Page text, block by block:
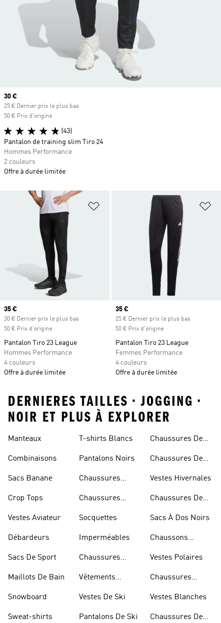
Ajouter à la Liste de produits
Prix actuel
35 €
30 € Dernier prix le plus bas
50 € Prix d'origine
Pantalon Tiro 23 League
Hommes Performance
4 couleurs
Offre à durée limitée
Prix actuel
35 €
25 € Dernier prix le plus bas
50 € Prix d'origine
Pantalon Tiro 23 League
Femmes Performance
4 couleurs
Offre à durée limitée
Prix actuel
30 €
25 € Dernier prix le plus bas
50 € Prix d'origine
(43)
Pantalon de training slim Tiro 24
Hommes Performance
2 couleurs
Offre à durée limitée
DERNIERES TAILLES • JOGGING •
NOIR ET PLUS À EXPLORER
Manteaux
Combinaisons
Sacs Banane
Crop Tops
Vestes Aviateur
Débardeurs
Sacs De Sport
Maillots De Bain
Snowboard
Sweat-shirts
T-shirts Blancs
Pantalons Noirs
Chaussures
Chaussures
Socquettes
Imperméables
Chaussures
Vêtements
Vestes De Ski
Pantalons De Ski
Chaussures De
Chaussures De
Vestes Hivernales
Chaussures De
Sacs À Dos Noirs
Chaussons
Vestes Polaires
Chaussures
Vestes Blanches
Chaussures De